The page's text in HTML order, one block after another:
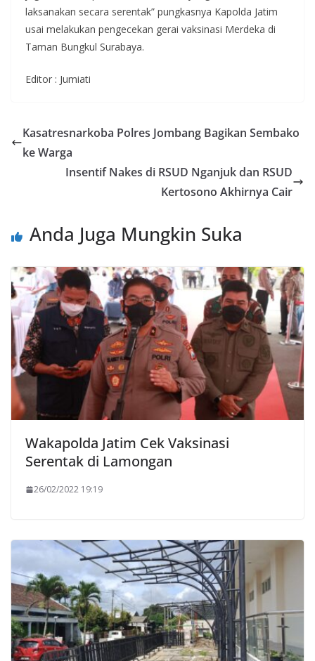
laksanakan secara serentak” pungkasnya Kapolda Jatim
usai melakukan pengecekan gerai vaksinasi Merdeka di
Taman Bungkul Surabaya.
Editor : Jumiati
Kasatresnarkoba Polres Jombang Bagikan Sembako
ke Warga
Insentif Nakes di RSUD Nganjuk dan RSUD
Kertosono Akhirnya Cair
Anda Juga Mungkin Suka
Wakapolda Jatim Cek Vaksinasi
Serentak di Lamongan
26/02/2022 19:19